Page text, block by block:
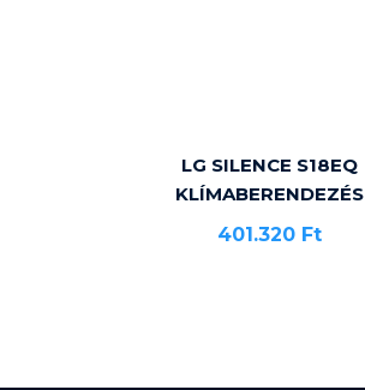
LG SILENCE S18EQ
KLÍMABERENDEZÉS
401.320 Ft